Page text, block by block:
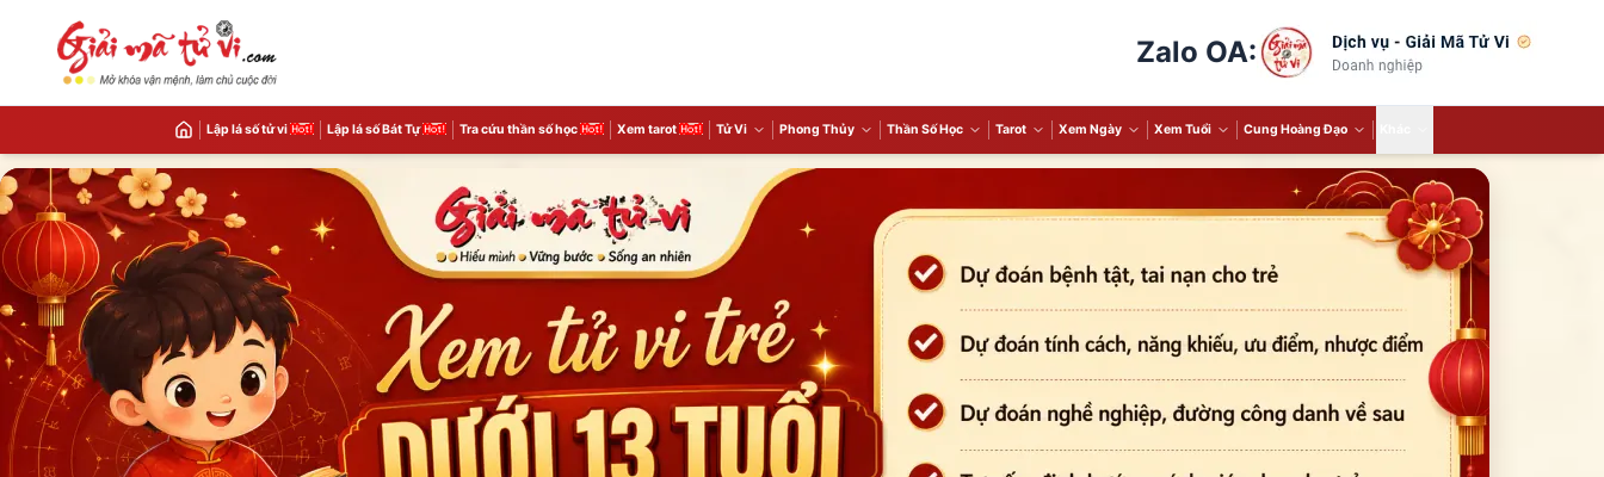
Zalo OA:
Lập lá số tử vi Lập lá số Bát Tự Tra cứu thần số học Xem tarot Tử Vi Phong Thủy Thần Số Học Tarot Xem Ngày Xem Tuổi Cung Hoàng Đạo